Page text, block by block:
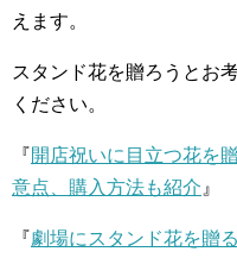
えます。
スタンド花を贈ろうとお
ください。
『開店祝いに目立つ花を
意点、購入方法も紹介 』
『劇場にスタンド花を贈